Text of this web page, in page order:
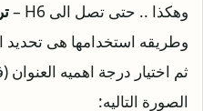
وهكذا .. حتى تصل الى H6 –
وطريقه استخدامها هى تحديد
ثم اختيار درجة اهميه
الصورة التاليه: